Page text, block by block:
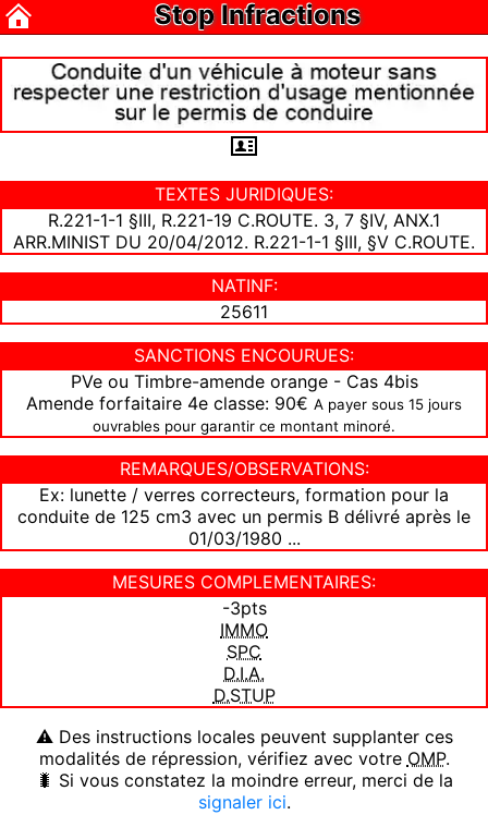
Stop Infractions
TEXTES JURIDIQUES:
R.221-1-1 §III, R.221-19 C.ROUTE. 3, 7 §IV, ANX.1
ARR.MINIST DU 20/04/2012. R.221-1-1 §III, §V C.ROUTE.
NATINF:
25611
SANCTIONS ENCOURUES:
PVe ou Timbre-amende orange - Cas 4bis
Amende forfaitaire 4e classe: 90€ A payer sous 15 jours
ouvrables pour garantir ce montant minoré.
REMARQUES/OBSERVATIONS:
Ex: lunette / verres correcteurs, formation pour la
conduite de 125 cm3 avec un permis B délivré après le
01/03/1980 ...
MESURES COMPLEMENTAIRES:
-3pts
IMMO
SPC
D.I.A.
D.STUP
⚠ Des instructions locales peuvent supplanter ces
modalités de répression, vérifiez avec votre OMP.
🐛 Si vous constatez la moindre erreur, merci de la
signaler ici.